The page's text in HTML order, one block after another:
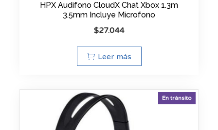
HPX Audifono CloudX Chat Xbox 1.3m
3.5mm Incluye Microfono
$27.044
Leer más
En tránsito